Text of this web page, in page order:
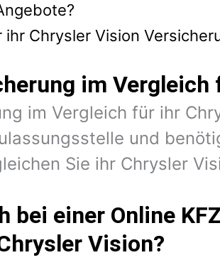
Chrysler Vision
im
im Vergleich für ihr
und
Sie ihr Chrysler
bei einer Online
Vision?